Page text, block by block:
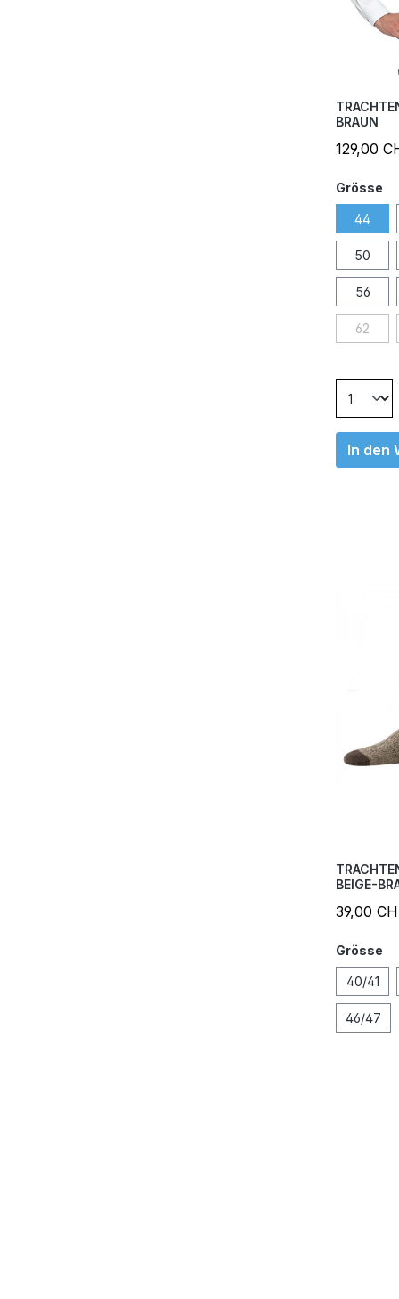
BRAUN
129,00
Grösse
44
50
56
62
In den
BEIGE-
39,00
Grösse
40/41
46/47